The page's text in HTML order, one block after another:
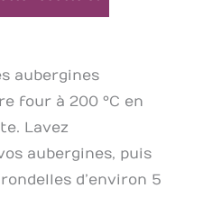
aubergines
four à 200 °C en
Lavez
aubergines, puis
d’environ 5